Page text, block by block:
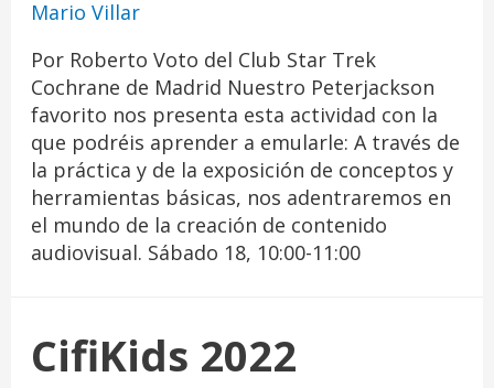
Mario Villar
Por Roberto Voto del Club Star Trek
Cochrane de Madrid Nuestro Peterjackson
favorito nos presenta esta actividad con la
que podréis aprender a emularle: A través de
la práctica y de la exposición de conceptos y
herramientas básicas, nos adentraremos en
el mundo de la creación de contenido
audiovisual. Sábado 18, 10:00-11:00
CifiKids 2022